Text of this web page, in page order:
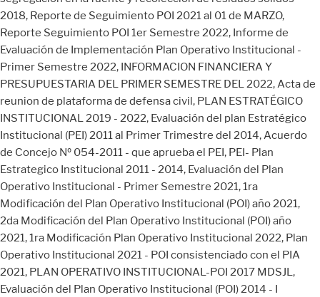
2018, Reporte de Seguimiento POI 2021 al 01 de MARZO,
Reporte Seguimiento POI 1er Semestre 2022, Informe de
Evaluación de Implementación Plan Operativo Institucional -
Primer Semestre 2022, INFORMACION FINANCIERA Y
PRESUPUESTARIA DEL PRIMER SEMESTRE DEL 2022, Acta de
reunion de plataforma de defensa civil, PLAN ESTRATÉGICO
INSTITUCIONAL 2019 - 2022, Evaluación del plan Estratégico
Institucional (PEI) 2011 al Primer Trimestre del 2014, Acuerdo
de Concejo Nº 054-2011 - que aprueba el PEI, PEI- Plan
Estrategico Institucional 2011 - 2014, Evaluación del Plan
Operativo Institucional - Primer Semestre 2021, 1ra
Modificación del Plan Operativo Institucional (POI) año 2021,
2da Modificación del Plan Operativo Institucional (POI) año
2021, 1ra Modificación Plan Operativo Institucional 2022, Plan
Operativo Institucional 2021 - POI consistenciado con el PIA
2021, PLAN OPERATIVO INSTITUCIONAL-POI 2017 MDSJL,
Evaluación del Plan Operativo Institucional (POI) 2014 - I